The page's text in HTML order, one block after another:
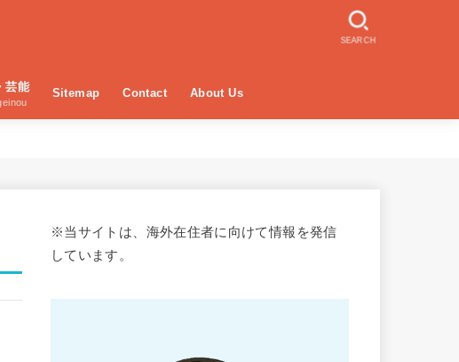
芸能 Sitemap Contact About Us
SEARCH
※当サイトは、海外在住者に向けて情報を発信
しています。